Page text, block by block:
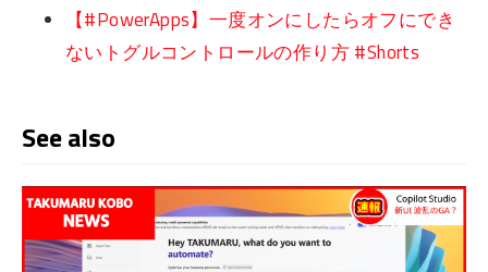
【#PowerApps】一度オンにしたらオフにでき
ないトグルコントロールの作り方 #Shorts
See also